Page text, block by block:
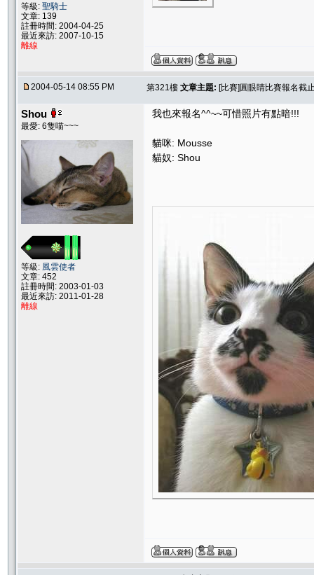
等級: 聖騎士
文章: 139
註冊時間: 2004-04-25
最近來訪: 2007-10-15
離線
2004-05-14 08:55 PM 第321樓 文章主題: [比賽]圓眼睛比賽報名截
Shou
最愛: 6隻喵~~~
等級: 風雲使者
文章: 452
註冊時間: 2003-01-03
最近來訪: 2011-01-28
離線
我也來報名^^~~可惜照片有點暗!!!
貓咪: Mousse
貓奴: Shou